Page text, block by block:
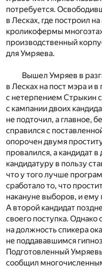
потребуется.
в Лесках, где построил
кроликофермы
производственный
для Умряева.
Вышел Умряев в
в Лесках на пост мэра и
с нетерпением Стрыкин
с кампании двоих
не подточил, а главное,
справился с
опорочен двумя
провалился, а кандидат
кандидатуру в пользу
что у того лучше
сработало то, что
накануне выборов, и ему
А второй кандидат
своего поступка. Однако
на должность спикера
не поддававшимся
Подготовленный
сообщил